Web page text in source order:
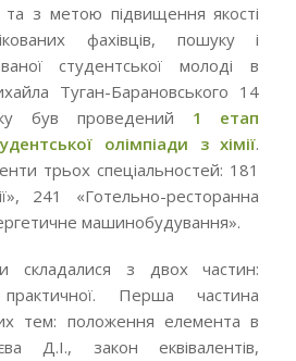
та з метою підвищення якості
фахівців, пошуку і
студентської молоді в
Туган-Барановського 14
був проведений 1 етап
олімпіади з хімії.
трьох спеціальностей: 181
241 «Готельно-ресторанна
машинобудування».
складалися з двох частин:
Перша частина
тем: положення елемента в
Д.І., закон еквівалентів,